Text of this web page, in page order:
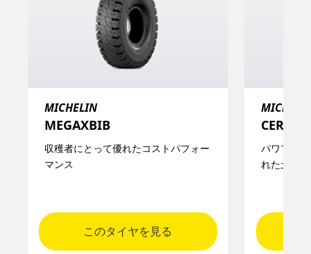
MICHELIN
MEGAXBIB​
収穫者にとって優れたコストパフォー
マンス
このタイヤを見る
パワフル
れた土壌